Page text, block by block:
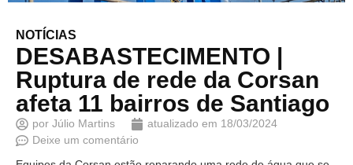
NOTÍCIAS
DESABASTECIMENTO |
Ruptura de rede da Corsan
afeta 11 bairros de Santiago
por Júlio Martins atualizado em 18/03/2024
Deixe um comentário